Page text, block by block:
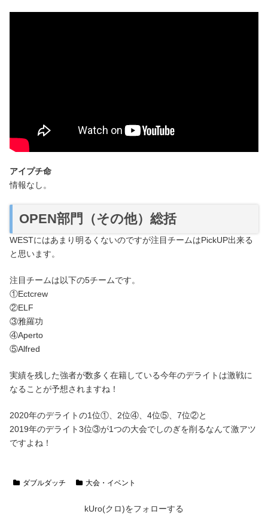
アイプチ命
情報なし。
OPEN部門（その他）総括
WESTにはあまり明るくないのですが注目チームはPickUP出来る
と思います。
注目チームは以下の5チームです。
①Ectcrew
②ELF
③雅羅功
④Aperto
⑤Alfred
実績を残した強者が数多く在籍している今年のデライトは激戦に
なることが予想されますね！
2020年のデライトの1位①、2位④、4位⑤、7位②と
2019年のデライト3位③が1つの大会でしのぎを削るなんて激アツ
ですよね！
ダブルダッチ 大会・イベント
kUro(クロ)をフォローする